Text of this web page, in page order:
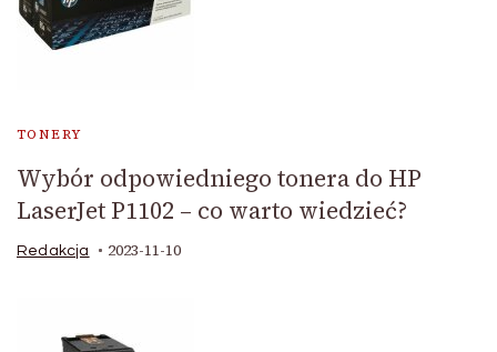
TONERY
Wybór odpowiedniego tonera do HP
LaserJet P1102 – co warto wiedzieć?
Redakcja 2023-11-10